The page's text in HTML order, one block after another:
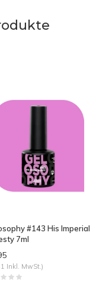
#143 His Imperial
7ml
Inkl. MwSt.)